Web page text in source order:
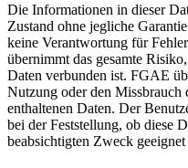
Die Informationen in dieser
Zustand ohne jegliche
keine Verantwortung für
übernimmt das gesamte
Daten verbunden ist. FGAE
Nutzung oder den Missbrauch
enthaltenen Daten. Der
bei der Feststellung, ob diese
beabsichtigten Zweck geeignet